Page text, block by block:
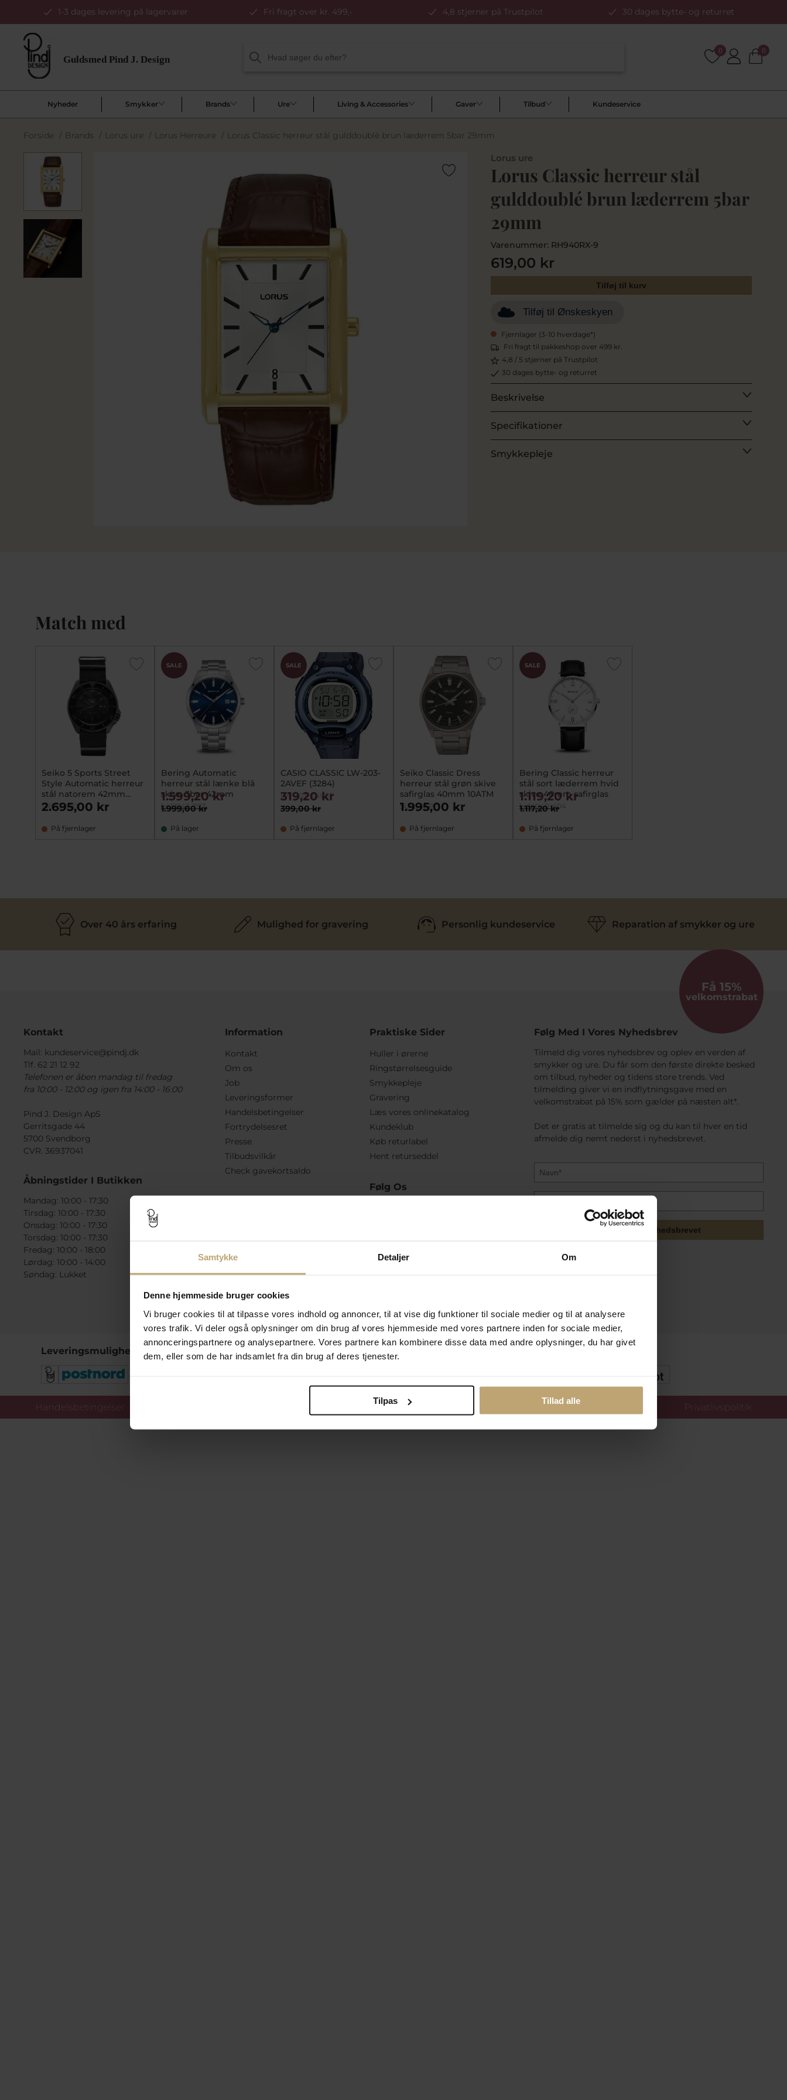
Samtykke Detaljer Om
Denne hjemmeside bruger cookies
Vi bruger cookies til at tilpasse vores indhold og annoncer, til at vise dig funktioner til sociale medier og til at analysere
vores trafik. Vi deler også oplysninger om din brug af vores hjemmeside med vores partnere inden for sociale medier,
annonceringspartnere og analysepartnere. Vores partnere kan kombinere disse data med andre oplysninger, du har givet
dem, eller som de har indsamlet fra din brug af deres tjenester.
Tilpas Tillad alle
1-3 dages levering på lagervarer Fri fragt over kr. 499,- 4,8 stjerner på Trustpilot 30 dages bytte- og returret
0 0
Nyheder Smykker Brands Ure Living & Accessories Gaver Tilbud Kundeservice
Forside / Brands / Lorus ure / Lorus Herreure / Lorus Classic herreur stål gulddoublé brun læderrem 5bar 29mm
Lorus ure
Lorus Classic herreur stål
gulddoublé brun læderrem 5bar
29mm
Varenummer: RH940RX-9
619,00 kr
Tilføj til kurv
Tilføj til Ønskeskyen
Fjernlager (3-10 hverdage*)
Fri fragt til pakkeshop over 499 kr.
4,8 / 5 stjerner på Trustpilot
30 dages bytte- og returret
Beskrivelse
Specifikationer
Smykkepleje
Match med
Seiko 5 Sports Street
Style Automatic herreur
stål natorem 42mm
10bar
SRPD79K1
2.695,00 kr
På fjernlager
SALE
Bering Automatic
herreur stål lænke blå
skive 3bar 42mm
be19842-707
1.999,00 kr
1.599,20 kr
På lager
SALE
CASIO CLASSIC LW-203-
2AVEF (3284)
LW-203-2AVEF
399,00 kr
319,20 kr
På fjernlager
Seiko Classic Dress
herreur stål grøn skive
safirglas 40mm 10ATM
SUR503P1
1.995,00 kr
På fjernlager
CHOK
PRIS
SALE
Bering Classic herreur
stål sort læderrem hvid
skive 40mm safirglas
be14040-404
1.117,20 kr
1.119,20 kr
På fjernlager
Over 40 års erfaring Mulighed for gravering Personlig kundeservice Reparation af smykker og ure
Kontakt
Mail: kundeservice@pindj.dk
Tlf. 62 21 12 92
Telefonen er åben mandag til fredag
fra 10:00 - 12:00 og igen fra 14:00 - 16:00
Pind J. Design ApS
Gerritsgade 44
5700 Svendborg
CVR. 36937041
Åbningstider I Butikken
Mandag: 10:00 - 17:30
Tirsdag: 10:00 - 17:30
Onsdag: 10:00 - 17:30
Torsdag: 10:00 - 17:30
Fredag: 10:00 - 18:00
Lørdag: 10:00 - 14:00
Søndag: Lukket
Information
Kontakt
Om os
Job
Leveringsformer
Handelsbetingelser
Fortrydelsesret
Presse
Tilbudsvilkår
Check gavekortsaldo
Praktiske Sider
Huller i ørerne
Ringstørrelsesguide
Smykkepleje
Gravering
Læs vores onlinekatalog
Kundeklub
Køb returlabel
Hent returseddel
Følg Os
Få 15%
velkomstrabat
Følg Med I Vores Nyhedsbrev
Tilmeld dig vores nyhedsbrev og oplev en verden af
smykker og ure. Du får som den første direkte besked
om tilbud, nyheder og tidens store trends. Ved
tilmelding giver vi en indflytningsgave med en
velkomstrabat på 15% som gælder på næsten alt*.
Det er gratis at tilmelde sig og du kan til hver en tid
afmelde dig nemt nederst i nyhedsbrevet.
Tilmeld mig nyhedsbrevet
Leveringsmuligheder Betalingsmuligheder Sikker Og Tryg E-Handel
Handelsbetingelser Ændr cookie-indstillinger Privatlivspolitik